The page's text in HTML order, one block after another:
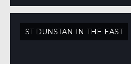
ST DUNSTAN-IN-THE-EAST